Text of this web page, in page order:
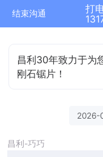
结束沟通
打
昌利30年致力于为
刚石锯片！
2026-
昌利-巧巧